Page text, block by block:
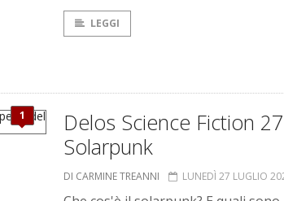
LEGGI
1
Delos Science Fiction
Solarpunk
DI CARMINE TREANNI LUNEDÌ 27 LUGLIO